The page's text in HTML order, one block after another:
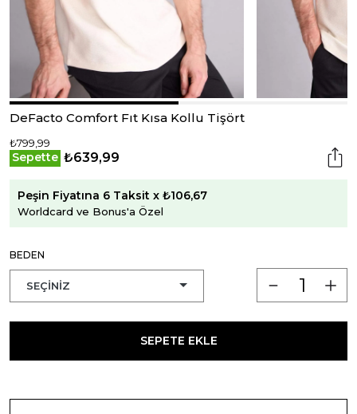
DeFacto Comfort Fıt Kısa Kollu Tişört
₺799,99
Sepette ₺639,99
Peşin Fiyatına 6 Taksit x ₺106,67
Worldcard ve Bonus'a Özel
BEDEN
SEPETE EKLE